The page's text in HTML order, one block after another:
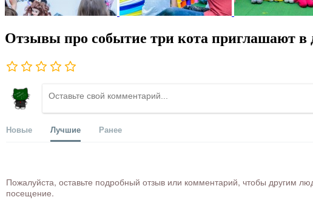
Отзывы про событие три кота приглашают в
Новые Лучшие Ранее
Пожалуйста, оставьте подробный отзыв или комментарий, чтобы другим
посещение.